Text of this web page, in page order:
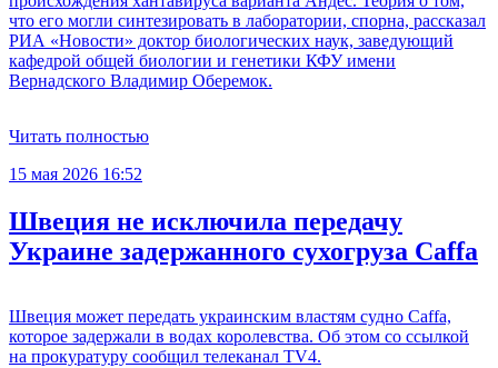
что его могли синтезировать в лаборатории, спорна, рассказал
РИА «Новости» доктор биологических наук, заведующий
кафедрой общей биологии и генетики КФУ имени
Вернадского Владимир Оберемок.
Читать полностью
15 мая 2026 16:52
Швеция не исключила передачу
Украине задержанного сухогруза Caffa
Швеция может передать украинским властям судно Caffa,
которое задержали в водах королевства. Об этом со ссылкой
на прокуратуру сообщил телеканал TV4.